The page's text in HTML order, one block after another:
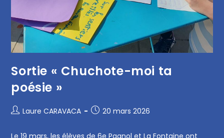
Sortie « Chuchote-moi ta
poésie »
Laure CARAVACA 20 mars 2026
Le 19 mars, les élèves de 6e Pagnol et La Fontaine ont